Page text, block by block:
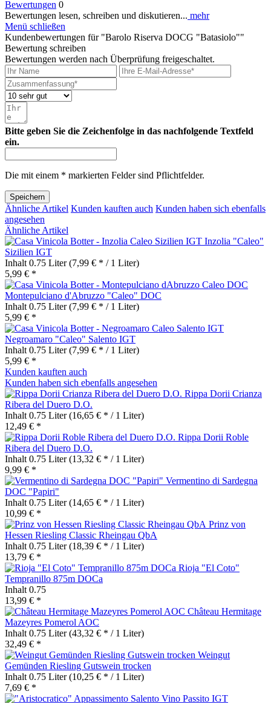
Bewertungen 0
Bewertungen lesen, schreiben und diskutieren... mehr
Menü schließen
Kundenbewertungen für "Barolo Riserva DOCG "Batasiolo""
Bewertung schreiben
Bewertungen werden nach Überprüfung freigeschaltet.
Bitte geben Sie die Zeichenfolge in das nachfolgende Textfeld
ein.
Die mit einem * markierten Felder sind Pflichtfelder.
Speichern
Ähnliche Artikel Kunden kauften auch Kunden haben sich ebenfalls
angesehen
Ähnliche Artikel
Inzolia "Caleo"
Sizilien IGT
Inhalt 0.75 Liter(7,99 € * / 1 Liter)
5,99 € *
Montepulciano d'Abruzzo "Caleo" DOC
Inhalt 0.75 Liter(7,99 € * / 1 Liter)
5,99 € *
Negroamaro "Caleo" Salento IGT
Inhalt 0.75 Liter(7,99 € * / 1 Liter)
5,99 € *
Kunden kauften auch
Kunden haben sich ebenfalls angesehen
Rippa Dorii Crianza
Ribera del Duero D.O.
Inhalt 0.75 Liter(16,65 € * / 1 Liter)
12,49 € *
Rippa Dorii Roble
Ribera del Duero D.O.
Inhalt 0.75 Liter(13,32 € * / 1 Liter)
9,99 € *
Vermentino di Sardegna
DOC "Papiri"
Inhalt 0.75 Liter(14,65 € * / 1 Liter)
10,99 € *
Prinz von
Hessen Riesling Classic Rheingau QbA
Inhalt 0.75 Liter(18,39 € * / 1 Liter)
13,79 € *
Rioja "El Coto"
Tempranillo 875m DOCa
Inhalt 0.75
13,99 € *
Château Hermitage
Mazeyres Pomerol AOC
Inhalt 0.75 Liter(43,32 € * / 1 Liter)
32,49 € *
Weingut
Gemünden Riesling Gutswein trocken
Inhalt 0.75 Liter(10,25 € * / 1 Liter)
7,69 € *